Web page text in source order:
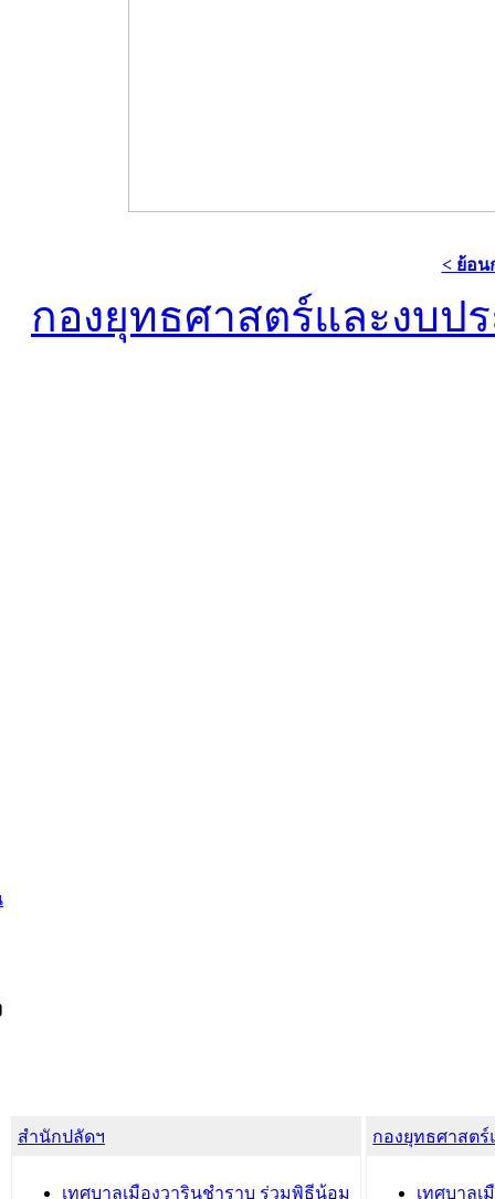
< ย้อน
กองยุทธศาสตร์และงบป
สำนักปลัดฯ
เทศบาลเมืองวารินชำราบ ร่วมพิธีน้อม
กองยุทธศาสต
เทศบาลเ